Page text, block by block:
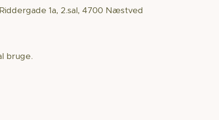
1a, 2.sal, 4700 Næstved
bruge.